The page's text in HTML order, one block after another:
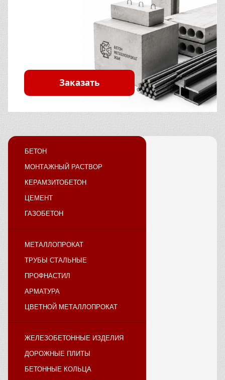
Заказать
БЕТОН
МОНТАЖНЫЙ РАСТВОР
КЕРАМЗИТОБЕТОН
ЦЕМЕНТ
ГАЗОБЕТОН
МЕТАЛЛОПРОКАТ
ТРУБЫ СТАЛЬНЫЕ
ПРОФНАСТИЛ
АРМАТУРА
ЦВЕТНОЙ МЕТАЛЛОПРОКАТ
ЖЕЛЕЗОБЕТОННЫЕ ИЗДЕЛИЯ
ДОРОЖНЫЕ ПЛИТЫ
БЕТОННЫЕ КОЛЬЦА